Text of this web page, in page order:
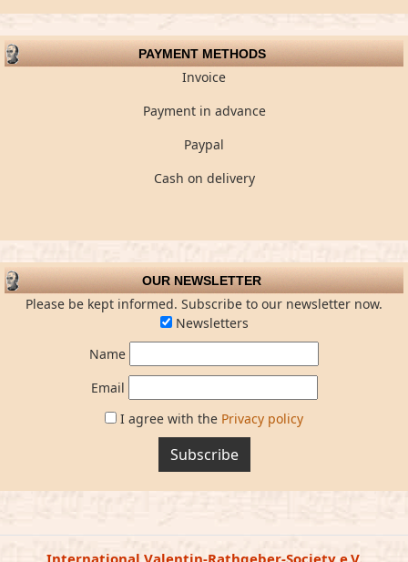
PAYMENT METHODS
Invoice
Payment in advance
Paypal
Cash on delivery
OUR NEWSLETTER
Please be kept informed. Subscribe to our newsletter now.
Newsletters
Name
Email
I agree with the Privacy policy
Subscribe
International Valentin-Rathgeber-Society e.V.